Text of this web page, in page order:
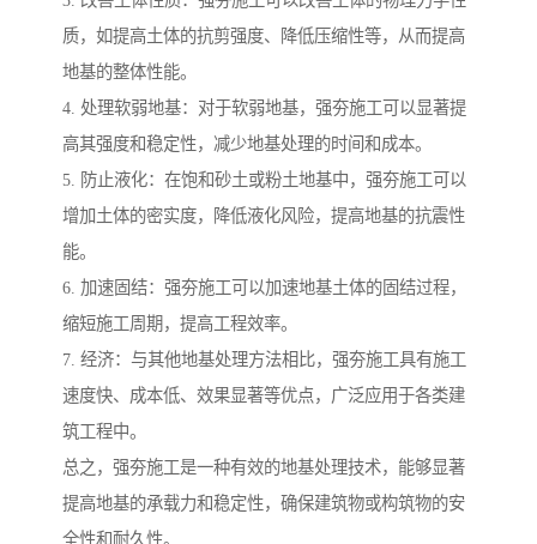
质，如提高土体的抗剪强度、降低压缩性等，从而提高
地基的整体性能。
4. 处理软弱地基：对于软弱地基，强夯施工可以显著提
高其强度和稳定性，减少地基处理的时间和成本。
5. 防止液化：在饱和砂土或粉土地基中，强夯施工可以
增加土体的密实度，降低液化风险，提高地基的抗震性
能。
6. 加速固结：强夯施工可以加速地基土体的固结过程，
缩短施工周期，提高工程效率。
7. 经济：与其他地基处理方法相比，强夯施工具有施工
速度快、成本低、效果显著等优点，广泛应用于各类建
筑工程中。
总之，强夯施工是一种有效的地基处理技术，能够显著
提高地基的承载力和稳定性，确保建筑物或构筑物的安
全性和耐久性。